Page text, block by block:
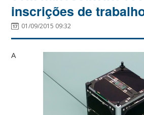
inscrições de
01/09/2015 09:32
A